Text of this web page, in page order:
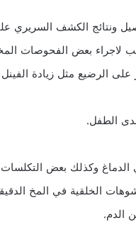
ونتائج الكشف
لاجراء بعض الفحوصات
الرضيع مثل زيادة